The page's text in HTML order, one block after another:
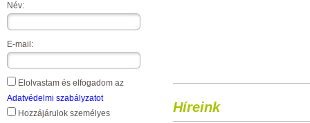
Név:
E-mail:
Elolvastam és elfogadom az
Adatvédelmi szabályzatot
Hozzájárulok személyes
Híreink